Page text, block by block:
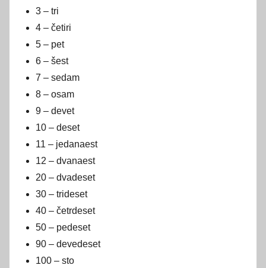
2
3 – tri
4 – četiri
5 – pet
6 – šest
7 – sedam
8 – osam
9 – devet
10 – deset
11 – jedanaest
12 – dvanaest
20 – dvadeset
30 – trideset
40 – četrdeset
50 – pedeset
90 – devedeset
100 – sto